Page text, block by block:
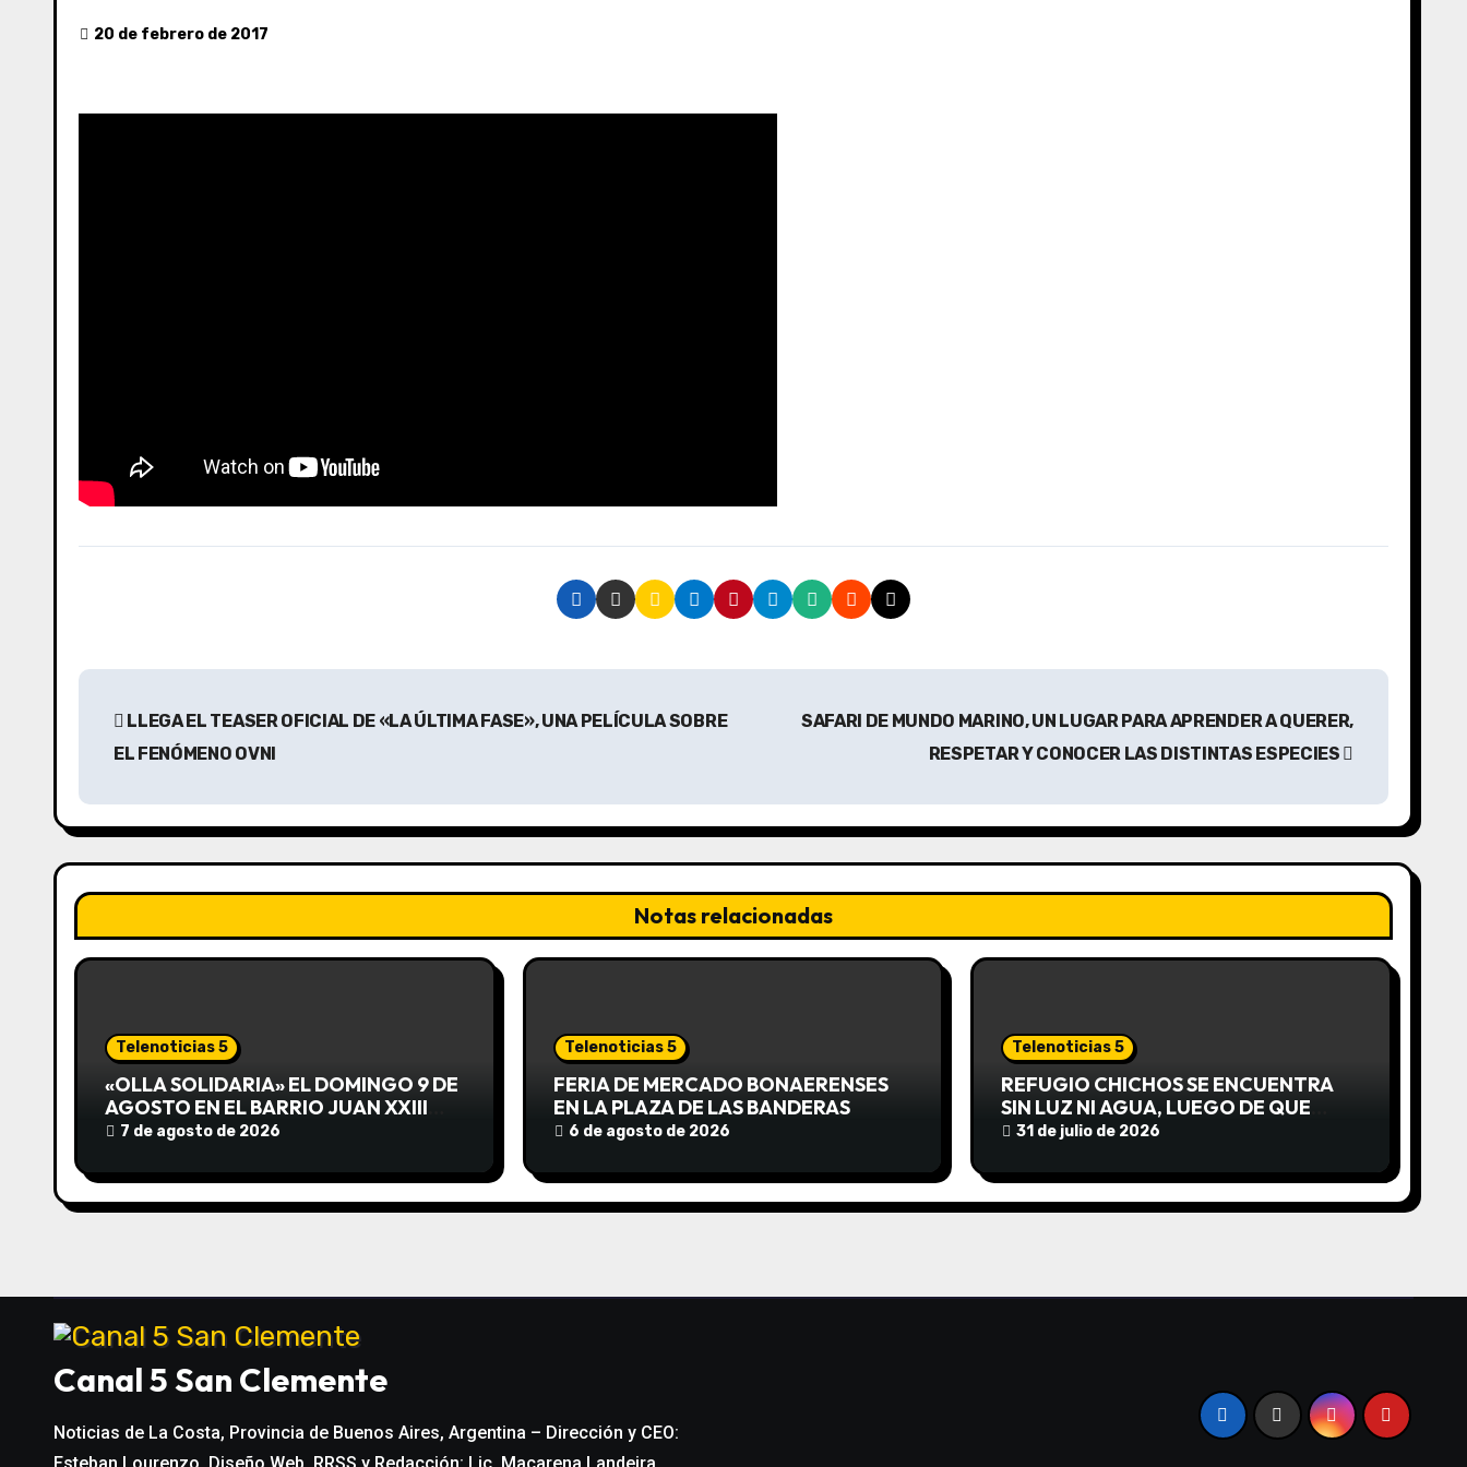
20 de febrero de 2017
N
e
g
a
c
e
e
t
r
a
d
LLEGA EL TEASER OFICIAL DE «LA ÚLTIMA FASE», UNA PELÍCULA SOBRE
EL FENÓMENO OVNI
SAFARI DE MUNDO MARINO, UN LUGAR PARA APRENDER A QUERER,
RESPETAR Y CONOCER LAS DISTINTAS ESPECIES
Notas relacionadas
Telenoticias 5
«OLLA SOLIDARIA» EL DOMINGO 9 DE
AGOSTO EN EL BARRIO JUAN XXIII
DESDE LAS 13 HS
7 de agosto de 2026
Telenoticias 5
FERIA DE MERCADO BONAERENSES
EN LA PLAZA DE LAS BANDERAS
6 de agosto de 2026
Telenoticias 5
REFUGIO CHICHOS SE ENCUENTRA
SIN LUZ NI AGUA, LUEGO DE QUE
EDEA CORTARA EL SUMINISTRO SIN
31 de julio de 2026
Canal 5 San Clemente
Noticias de La Costa, Provincia de Buenos Aires, Argentina – Dirección y CEO: